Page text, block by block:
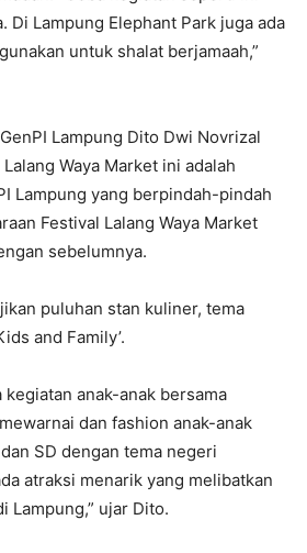
Di Lampung Elephant Park juga ada
untuk shalat berjamaah,”
Lampung Dito Dwi Novrizal
Waya Market ini adalah
Lampung yang berpindah-pindah
Festival Lalang Waya Market
sebelumnya.
puluhan stan kuliner, tema
and Family’.
kegiatan anak-anak bersama
dan fashion anak-anak
SD dengan tema negeri
atraksi menarik yang melibatkan
Lampung,” ujar Dito.